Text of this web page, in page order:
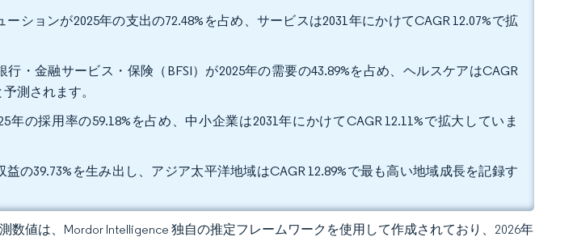
ションが2025年の支出の72.48%を占め、サービスは2031年にかけてCAGR 12.07%で拡
・金融サービス・保険（BFSI）が2025年の需要の43.89%を占め、ヘルスケアはCAGR
測されます。
年の採用率の59.18%を占め、中小企業は2031年にかけてCAGR 12.11%で拡大していま
の39.73%を生み出し、アジア太平洋地域はCAGR 12.89%で最も高い地域成長を記録す
数値は、Mordor Intelligence 独自の推定フレームワークを使用して作成されており、2026年